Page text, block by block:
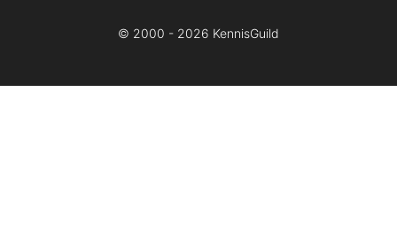
© 2000 - 2026 KennisGuild